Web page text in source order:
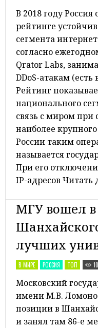
В 2018 году Россия
рейтинге
сегмента
согласно
Qrator Labs,
DDoS-атакам
Рейтинг
национального
связь с миром при
наиболее
России таким
называется
При его
IP-адресов Читать
МГУ вошел в
лучших
В МИРЕ РОССИЯ ТОП
Московский
имени М.В.
позиции в
и занял там 86-е